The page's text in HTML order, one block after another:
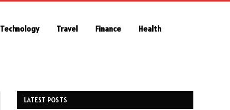
Technology Travel Finance Health
LATEST POSTS